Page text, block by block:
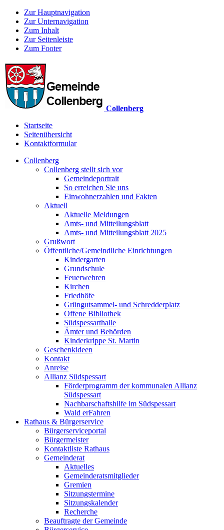
Zur Hauptnavigation
Zur Unternavigation
Zum Inhalt
Zur Seitenleiste
Zum Footer
Collenberg
Startseite
Seitenübersicht
Kontaktformular
Collenberg
Collenberg stellt sich vor
Gemeindeportrait
So erreichen Sie uns
Einwohnerzahlen und Fakten
Aktuell
Aktuelle Meldungen
Amts- und Mitteilungsblatt
Amts- und Mitteilungsblatt 2025
Grußwort
Öffentliche/Gemeindliche Einrichtungen
Kindergarten
Grundschule
Feuerwehren
Kirchen
Friedhöfe
Grüngutsammel- und Schredderplatz
Offene Bibliothek
Südspessarthalle
Ämter und Behörden
Kinderkrippe St. Martin
Geschenkideen
Kontakt
Anreise
Allianz Südspessart
Förderprogramm der kommunalen Allianz
Südspessart
Nachbarschaftshilfe im Südspessart
Wald erFahren
Rathaus & Bürgerservice
Bürgerserviceportal
Bürgermeister
Kontaktliste Rathaus
Gemeinderat
Aktuelles
Gemeinderatsmitglieder
Gremien
Sitzungstermine
Sitzungskalender
Recherche
Beauftragte der Gemeinde